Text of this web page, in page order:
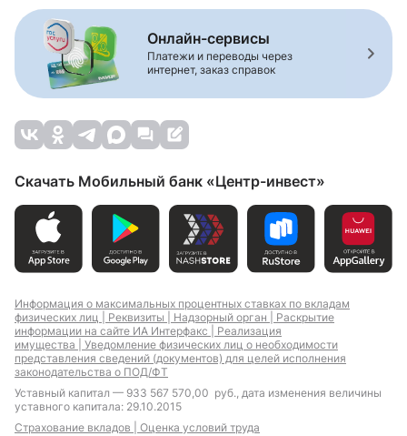
Онлайн-сервисы
Платежи и переводы через
интернет, заказ справок
Скачать Мобильный банк «Центр-инвест»
Информация о максимальных процентных ставках по вкладам
физических лиц | Реквизиты | Надзорный орган | Раскрытие
информации на сайте ИА Интерфакс | Реализация
имущества | Уведомление физических лиц о необходимости
представления сведений (документов) для целей исполнения
законодательства о ПОД/ФТ
Уставный капитал — 933 567 570,00 руб., дата изменения величины
уставного капитала: 29.10.2015
Страхование вкладов | Оценка условий труда